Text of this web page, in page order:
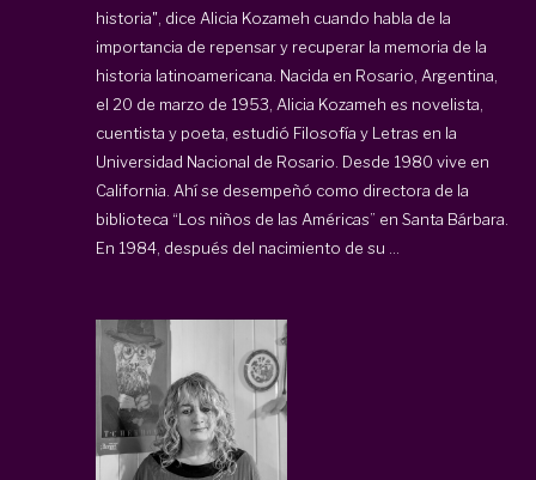
historia", dice Alicia Kozameh cuando habla de la
importancia de repensar y recuperar la memoria de la
historia latinoamericana. Nacida en Rosario, Argentina,
el 20 de marzo de 1953, Alicia Kozameh es novelista,
cuentista y poeta, estudió Filosofía y Letras en la
Universidad Nacional de Rosario. Desde 1980 vive en
California. Ahí se desempeñó como directora de la
biblioteca “Los niños de las Américas” en Santa Bárbara.
En 1984, después del nacimiento de su ...